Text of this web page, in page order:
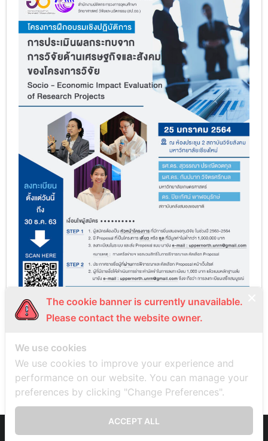
NEXT
The cookie banner is currently unavailable.
Please contact the website owner.
We use cookies
We use cookies to improve your experience and
performance on our website. You can manage your
preferences by clicking "Change Preferences".
ACCEPT ALL